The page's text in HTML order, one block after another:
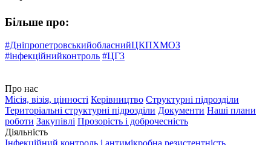
Більше про:
#ДніпропетровськийобласнийЦКПХМОЗ
#інфекційнийконтроль #ЦГЗ
Про нас
Місія, візія, цінності Керівництво Структурні підрозділи
Територіальні структурні підрозділи Документи Наші плани
роботи Закупівлі Прозорість і доброчесність
Діяльність